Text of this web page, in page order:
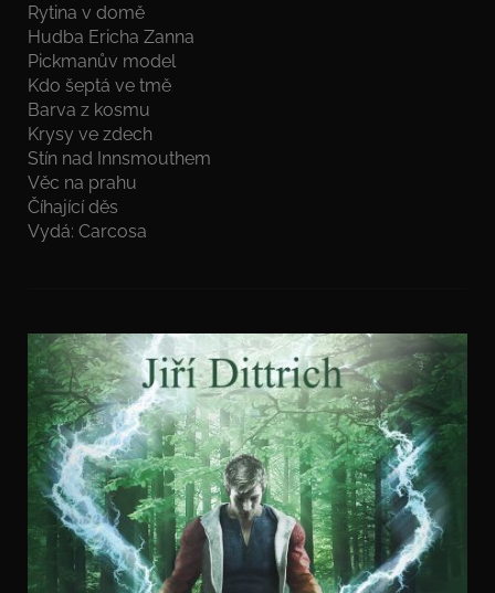
Rytina v domě
Hudba Ericha Zanna
Pickmanův model
Kdo šeptá ve tmě
Barva z kosmu
Krysy ve zdech
Stín nad Innsmouthem
Věc na prahu
Číhající děs
Vydá: Carcosa